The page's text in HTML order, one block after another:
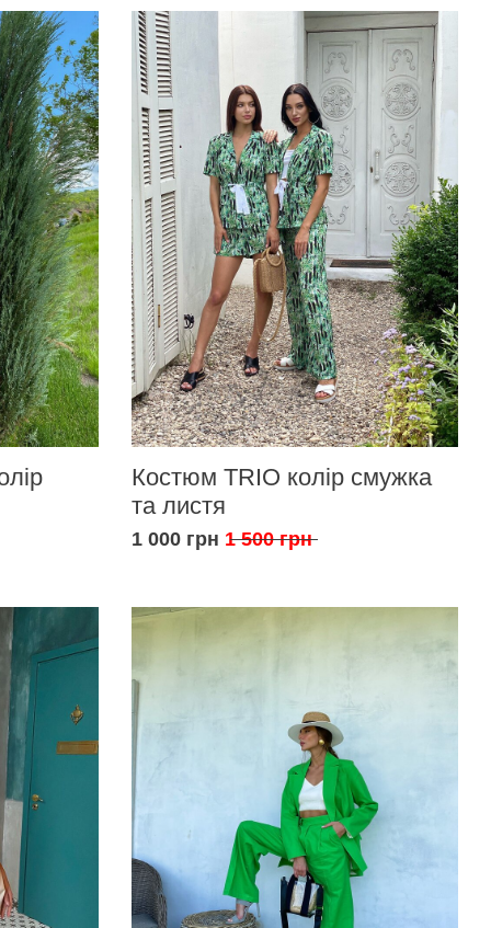
Костюм TRIO колір смужка
та листя
1 000 грн 1 500 грн